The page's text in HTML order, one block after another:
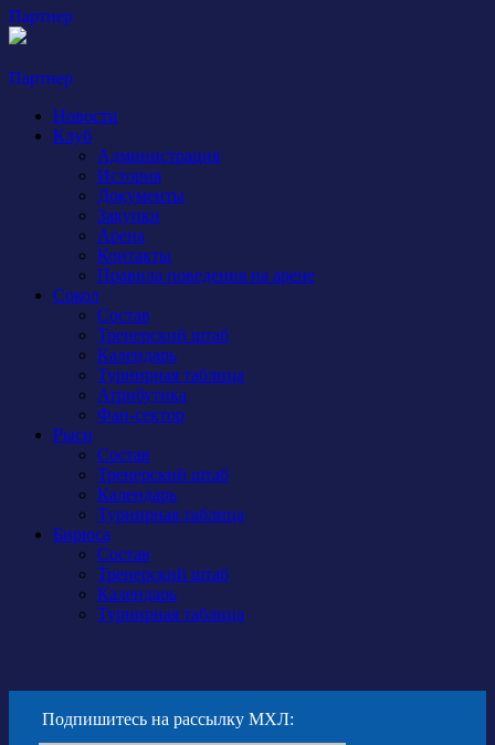
Партнер
Партнер
Новости
Клуб
Администрация
История
Документы
Закупки
Арена
Контакты
Правила поведения на арене
Сокол
Состав
Тренерский штаб
Календарь
Турнирная таблица
Атрибутика
Фан-сектор
Рыси
Состав
Тренерский штаб
Календарь
Турнирная таблица
Бирюса
Состав
Тренерский штаб
Календарь
Турнирная таблица
Подпишитесь на рассылку МХЛ: